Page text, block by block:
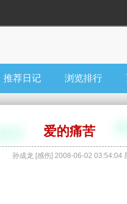
推荐日记 浏览排行
爱的痛苦
孙成龙 [感伤] 2008-06-02 03:54:04